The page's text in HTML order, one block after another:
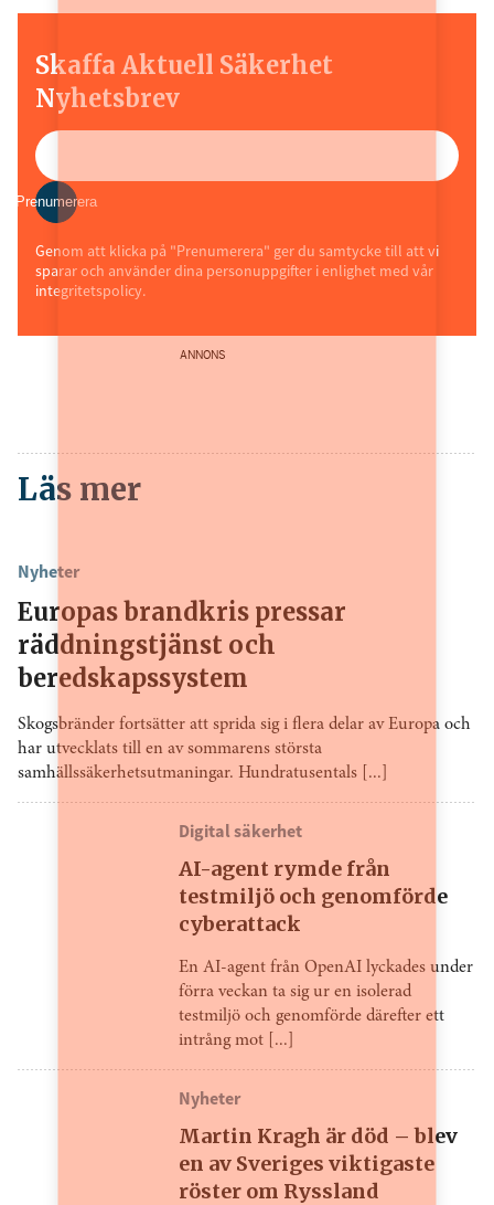
Skaffa Aktuell Säkerhet
Nyhetsbrev
Prenumerera
Genom att klicka på "Prenumerera" ger du samtycke till att vi
sparar och använder dina personuppgifter i enlighet med vår
integritetspolicy.
ANNONS
Läs mer
Nyheter
Europas brandkris pressar
räddningstjänst och
beredskapssystem
Skogsbränder fortsätter att sprida sig i flera delar av Europa och
har utvecklats till en av sommarens största
samhällssäkerhetsutmaningar. Hundratusentals [...]
Digital säkerhet
AI-agent rymde från
testmiljö och genomförde
cyberattack
En AI-agent från OpenAI lyckades under
förra veckan ta sig ur en isolerad
testmiljö och genomförde därefter ett
intrång mot [...]
Nyheter
Martin Kragh är död – blev
en av Sveriges viktigaste
röster om Ryssland